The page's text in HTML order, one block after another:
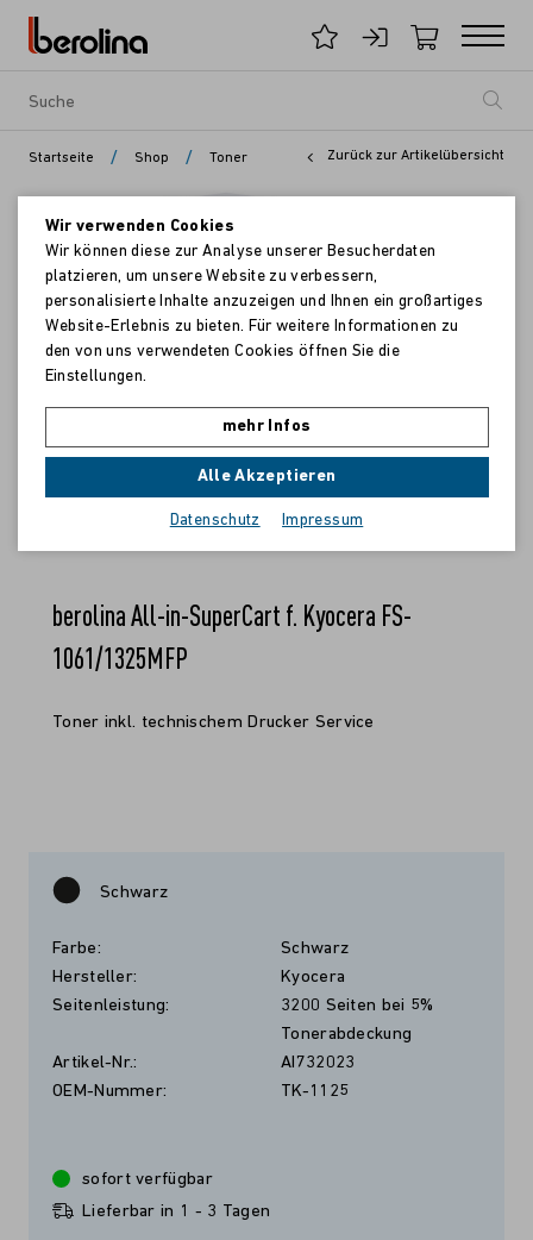
Startseite / Shop / Toner Zurück zur Artikelübersicht
berolina All-in-SuperCart f. Kyocera FS-
1061/1325MFP
Toner inkl. technischem Drucker Service
Schwarz
Farbe:
Schwarz
Hersteller:
Kyocera
Seitenleistung:
3200 Seiten bei 5%
Tonerabdeckung
Artikel-Nr.:
AI732023
OEM-Nummer:
TK-1125
sofort verfügbar
Lieferbar in 1 - 3 Tagen
Wir verwenden Cookies
Wir können diese zur Analyse unserer Besucherdaten
platzieren, um unsere Website zu verbessern,
personalisierte Inhalte anzuzeigen und Ihnen ein großartiges
Website-Erlebnis zu bieten. Für weitere Informationen zu
den von uns verwendeten Cookies öffnen Sie die
Einstellungen.
mehr Infos
Alle Akzeptieren
Datenschutz Impressum